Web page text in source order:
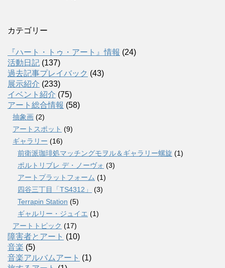
カテゴリー
『ハート・トゥ・アート』情報 (24)
活動日記 (137)
過去記事プレイバック (43)
展示紹介 (233)
イベント紹介 (75)
アート総合情報 (58)
抽象画 (2)
アートスポット (9)
ギャラリー (16)
前衛派珈琲処マッチングモヲル＆ギャラリー螺旋 (1)
ポルトリブレ デ・ノーヴォ (3)
アートプラットフォーム (1)
四谷三丁目「TS4312」
(3)
Terrapin Station (5)
ギャルリー・ジュイエ (1)
アートトピック (17)
障害者とアート (10)
音楽 (5)
音楽アルバムアート (1)